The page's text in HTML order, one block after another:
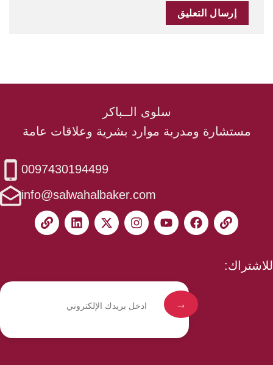
سلوى الــباكر
مستشارة ومدربة موارد بشرية وعلاقات عامة
0097430194499
info@salwahalbaker.com
للاشتراك: